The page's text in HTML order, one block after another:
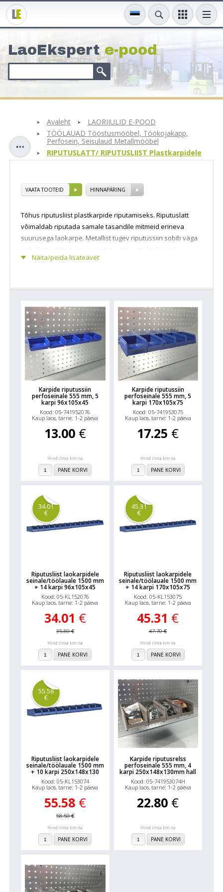
LaoEksperte-pood
Avaleht
LAORIIULID E-POOD
TÖÖLAUAD Tööstusmööbel, Töökojakapp,
Perfosein, Seisulaud Metallmööbel
RIPUTUSLATT/ RIPUTUSLIIST Plastkarpidele
VAATA TOOTEID HINNAPÄRING
Näita/peida lisateavet
Tõhus riputusliist plastkarpide riputamiseks. Riputuslatt
võimaldab riputada samale tasandile mitmeid erineva
suurusega laokarpe. Metallist tugev riputussiin sobib väga
paljude tootjate tagaservast riputatavate laokarpide
riputamiseks. Osad riputusliistud sobivad kinnitamiseks
perfopaneelile sobib avade mõõduga 9 x 9 mm, avade
tsentrite vahe 38mm (c/c) GWS/Sovella standard.
Karpide riputussiin
perfoseinale 555 mm, 5
karpi 96x105x45
Kood: 05-741952076
Kaup laos, tarne: 1-2 päeva
13.00 €
Hind ilma km-ta
PANE KORVI
Karpide riputussiin
perfoseinale 555 mm, 5
karpi 170x105x75
Kood: 05-741953075
Kaup laos, tarne: 1-2 päeva
17.25 €
Hind ilma km-ta
PANE KORVI
34.01
€
Riputusliist laokarpidele
seinale/töölauale 1500 mm
+ 14 karpi 96x105x45
Kood: 05-KL152076
Kaup laos, tarne: 1-2 päeva
34.01 €
35.80€
Hind ilma km-ta
PANE KORVI
45.31
€
Riputusliist laokarpidele
seinale/töölauale 1500 mm
+ 14 karpi 170x105x75
Kood: 05-KL153075
Kaup laos, tarne: 1-2 päeva
45.31 €
47.70€
Hind ilma km-ta
PANE KORVI
55.58
€
Riputusliist laokarpidele
seinale/töölauale 1500 mm
+ 10 karpi 250x148x130
Kood: 05-KL153074
Kaup laos, tarne: 1-2 päeva
55.58 €
58.50€
Hind ilma km-ta
PANE KORVI
Karpide riputusrelss
perfoseinale 555 mm, 4
karpi 250x148x130mm hall
Kood: 05-741953074H
Kaup laos, tarne: 1-2 päeva
22.80 €
Hind ilma km-ta
PANE KORVI